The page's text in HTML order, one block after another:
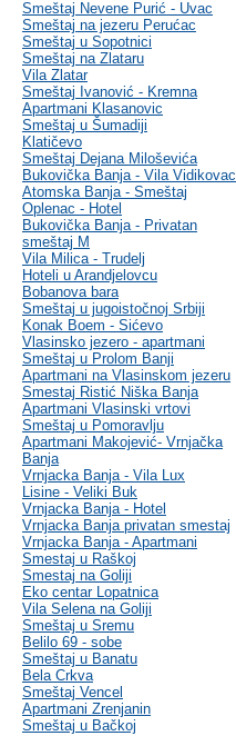
Smeštaj Nevene Purić - Uvac
Smeštaj na jezeru Perućac
Smeštaj u Sopotnici
Smeštaj na Zlataru
Vila Zlatar
Smeštaj Ivanović - Kremna
Apartmani Klasanovic
Smeštaj u Šumadiji
Klatičevo
Smeštaj Dejana Miloševića
Bukovička Banja - Vila Vidikovac
Atomska Banja - Smeštaj
Oplenac - Hotel
Bukovička Banja - Privatan
smeštaj M
Vila Milica - Trudelj
Hoteli u Arandjelovcu
Bobanova bara
Smeštaj u jugoistočnoj Srbiji
Konak Boem - Sićevo
Vlasinsko jezero - apartmani
Smeštaj u Prolom Banji
Apartmani na Vlasinskom jezeru
Smestaj Ristić Niška Banja
Apartmani Vlasinski vrtovi
Smeštaj u Pomoravlju
Apartmani Makojević- Vrnjačka
Banja
Vrnjacka Banja - Vila Lux
Lisine - Veliki Buk
Vrnjacka Banja - Hotel
Vrnjacka Banja privatan smestaj
Vrnjacka Banja - Apartmani
Smestaj u Raškoj
Smestaj na Goliji
Eko centar Lopatnica
Vila Selena na Goliji
Smeštaj u Sremu
Belilo 69 - sobe
Smeštaj u Banatu
Bela Crkva
Smeštaj Vencel
Apartmani Zrenjanin
Smeštaj u Bačkoj